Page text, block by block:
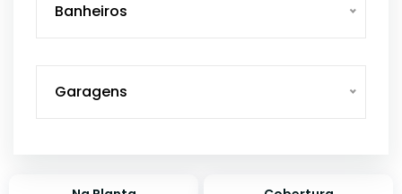
Banheiros
Garagens